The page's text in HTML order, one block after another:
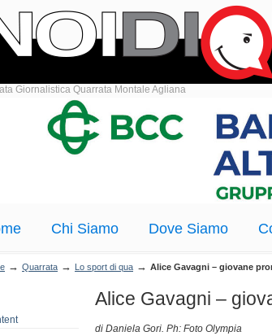
Giornalistica Quarrata Montale Agliana
Chi Siamo Dove Siamo
→ Quarrata → Lo sport di qua → Alice Gavagni – giovane
Alice Gavagni –
di Daniela Gori. Ph: Foto Olympia